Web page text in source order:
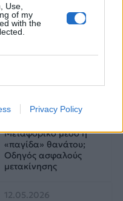
Use,
of my
with the
Privacy Policy
Go out
Μεταφορικό μέσο ή
«παγίδα» θανάτου;
Οδηγός ασφαλούς
μετακίνησης
12.05.2026